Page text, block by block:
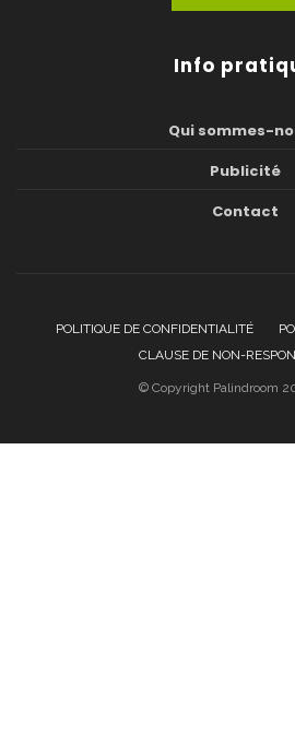
Info
Qui sommes-
Publicité
Contact
POLITIQUE DE CONFIDENTIALITÉ
CLAUSE DE NON-
© Copyright Palindroom